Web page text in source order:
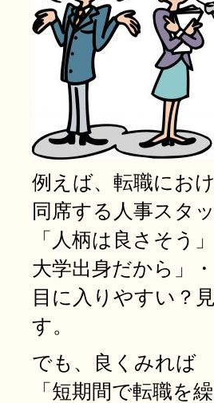
例えば、転職にお
同席する人事スタ
「人柄は良さそ
大学出身だから」
目に入りやすい？
す。
でも、良くみれば
「短期間で転職を